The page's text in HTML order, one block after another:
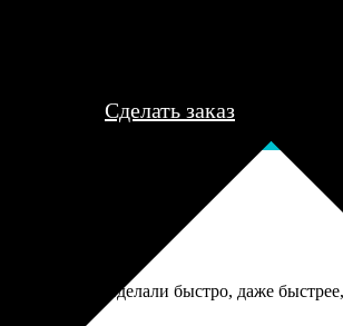
Сделать заказ
Сделали быстро, даже